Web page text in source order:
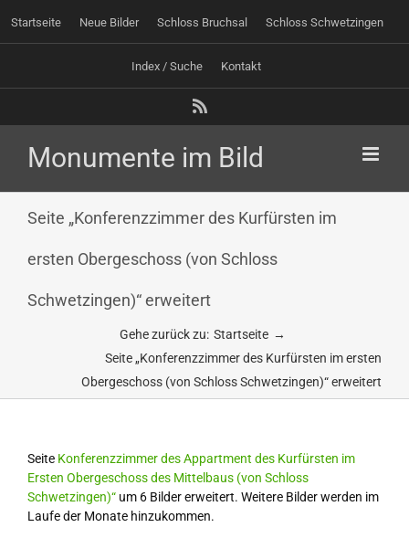
Inhalt
springen
Startseite Neue Bilder Schloss Bruchsal Schloss Schwetzingen
Index / Suche Kontakt
Seite „Konferenzzimmer des Kurfürsten im
ersten Obergeschoss (von Schloss
Schwetzingen)“ erweitert
Gehe zurück zu: Startseite
Seite „Konferenzzimmer des Kurfürsten im ersten
Obergeschoss (von Schloss Schwetzingen)“ erweitert
Seite Konferenzzimmer des Appartment des Kurfürsten im
Ersten Obergeschoss des Mittelbaus (von Schloss
Schwetzingen)“um 6 Bilder erweitert. Weitere Bilder werden im
Laufe der Monate hinzukommen.